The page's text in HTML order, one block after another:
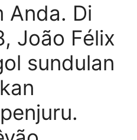
Anda. Di
João Félix
sundulan